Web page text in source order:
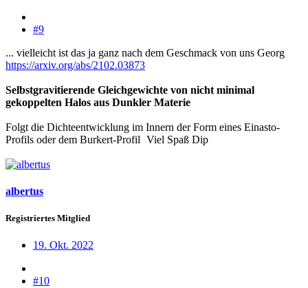
#9
... vielleicht ist das ja ganz nach dem Geschmack von uns Georg
https://arxiv.org/abs/2102.03873
Selbstgravitierende Gleichgewichte von nicht minimal
gekoppelten Halos aus Dunkler Materie
Folgt die Dichteentwicklung im Innern der Form eines Einasto-
Profils oder dem Burkert-Profil Viel Spaß Dip
albertus
Registriertes Mitglied
19. Okt. 2022
#10